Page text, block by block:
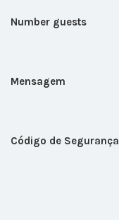
Number guests
Mensagem
Código de Segurança